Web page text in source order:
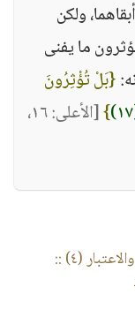
ولكن
ما يفنى
{بَلْ تُؤْثِرُونَ
}
[الأعلى: ١٦،
(٤)
::